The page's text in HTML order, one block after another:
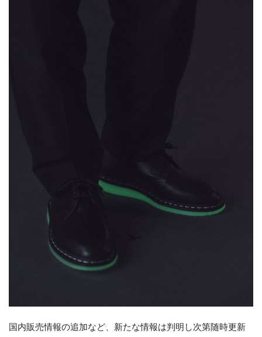
国内販売情報の追加など、新たな情報は判明し次第随時更新